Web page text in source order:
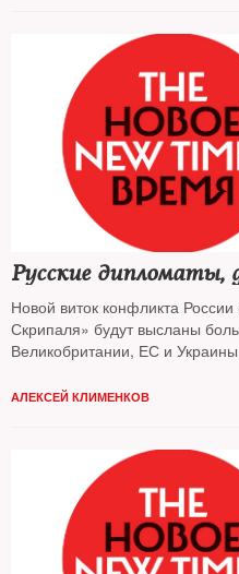
Русские дипломаты,
Новой виток конфликта
Скрипаля» будут высланы
Великобритании, ЕС и
АЛЕКСЕЙ КЛИМЕНКОВ